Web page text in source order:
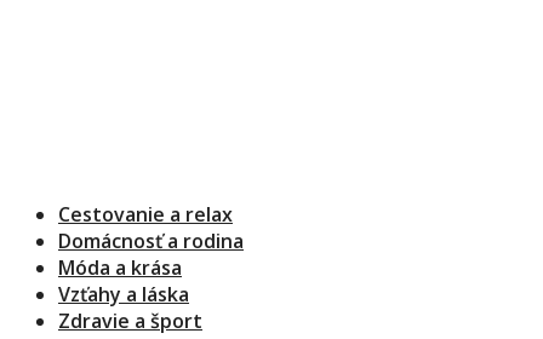
Cestovanie a relax
Domácnosť a rodina
Móda a krása
Vzťahy a láska
Zdravie a šport